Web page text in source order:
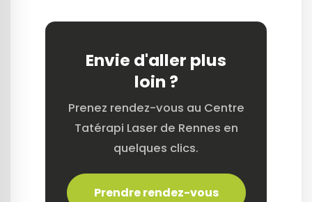
Envie d'aller plus
loin ?
Prenez rendez-vous au Centre
Tatérapi Laser de Rennes en
quelques clics.
Prendre rendez-vous